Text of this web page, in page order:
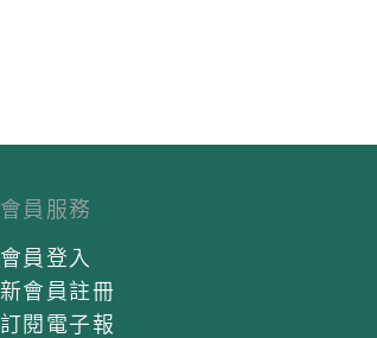
會員服務
會員登入
新會員註冊
訂閱電子報